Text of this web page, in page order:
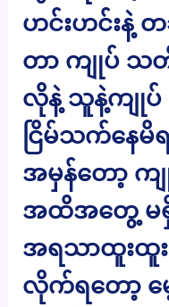
ဟင်းဟင်းနဲ့
တာ ကျုပ် သ
လိုနဲ့ သူနဲ့ကျုပ်
ငြိမ်သက်နေမိ
အမှန်တော့ က
အထိအတွေ့ မ
အရသာထူးထူး
လိုက်ရတော့ မ